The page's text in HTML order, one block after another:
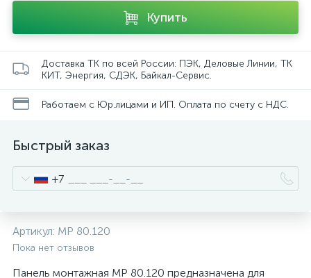
Купить
Доставка ТК по всей России: ПЭК, Деловые Линии, ТК
КИТ, Энергия, СДЭК, Байкал-Сервис.
Работаем с Юр.лицами и ИП. Оплата по счету с НДС.
Быстрый заказ
+7
Артикул: MP 80.120
Пока нет отзывов
Панель монтажная MP 80.120 предназначена для